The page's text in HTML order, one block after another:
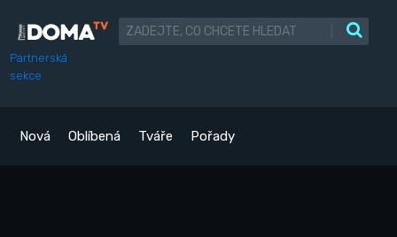
Partnerská
sekce
Nová Oblíbená Tváře Pořady